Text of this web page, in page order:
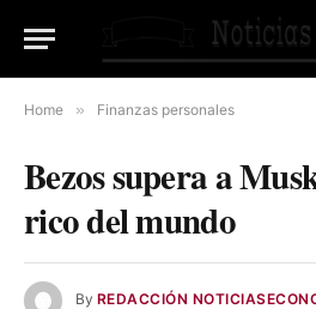
Home » Finanzas personales
Bezos supera a
rico del mundo
By REDACCIÓN